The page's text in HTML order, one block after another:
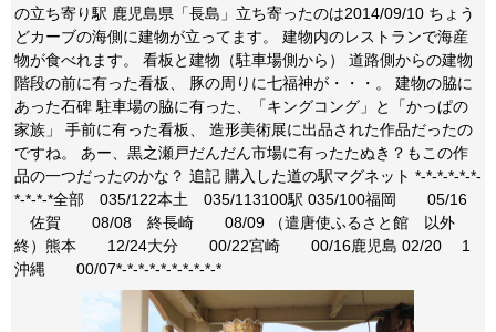
の立ち寄り駅 鹿児島県「長島」立ち寄ったのは2014/09/10 ちょう
どカーブの海側に建物が立ってます。 建物内のレストランで海産
物が食べれます。 看板と建物（駐車場側から） 道路側からの建物
階段の前に有った看板、 豚の周りに七福神が・・・。 建物の脇に
あった石碑 駐車場の脇に有った、「キングコング」と「かっぱの
家族」 手前に有った看板、 造形美術展に出品された作品だったの
ですね。 あー、黒之瀬戸だんだん市場に有ったたぬき？もこの作
品の一つだったのかな？ 追記 購入した道の駅マグネット *-*-*-*-*-*-
*-*-*-*全部 035/122本土 035/113100駅 035/100福岡 05/16
佐賀 08/08 終長崎 08/09 （遣唐使ふるさと館 以外
終）熊本 12/24大分 00/22宮崎 00/16鹿児島 02/20 1
沖縄 00/07*-*-*-*-*-*-*-*-*-*